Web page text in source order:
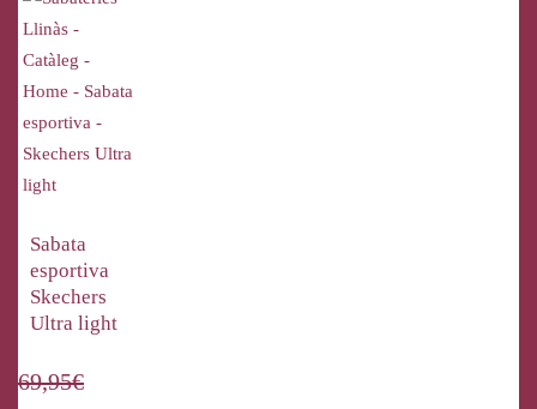
Sabata
esportiva
Skechers
Ultra light
69,95€